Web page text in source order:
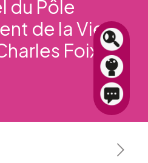
du Pôle
de la Vie
Foix